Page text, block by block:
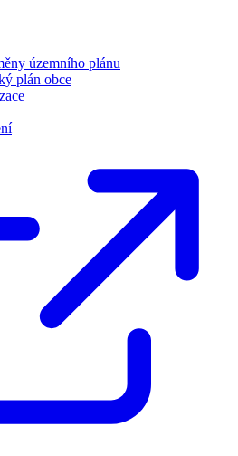
územního plánu
plán obce